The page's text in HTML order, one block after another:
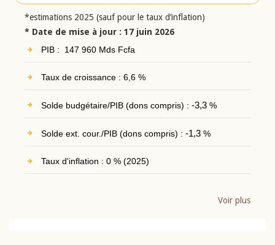
*estimations 2025 (sauf pour le taux d’inflation)
* Date de mise à jour : 17 juin 2026
PIB : 147 960 Mds Fcfa
Taux de croissance : 6,6 %
Solde budgétaire/PIB (dons compris) : -3,3%
Solde ext. cour./PIB (dons compris) : -1,3%
Taux d'inflation : 0 % (2025)
Voir plus